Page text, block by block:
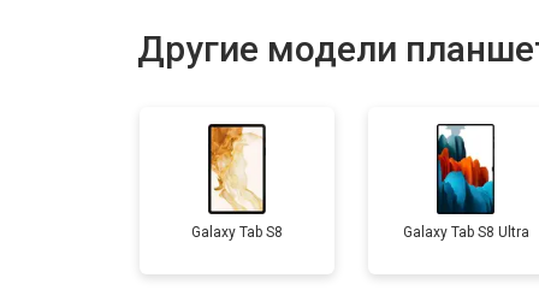
Замена дисплея (экрана)
Другие модели
Galaxy Tab S8 Galaxy Tab S8 Ultra